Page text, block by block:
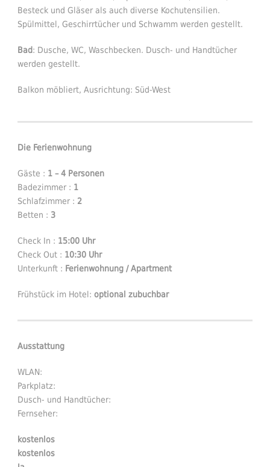
Besteck und Gläser als auch diverse Kochutensilien.
Spülmittel, Geschirrtücher und Schwamm werden gestellt.
Bad: Dusche, WC, Waschbecken. Dusch- und Handtücher
werden gestellt.
Balkon möbliert, Ausrichtung: Süd-West
Die Ferienwohnung
Gäste : 1 – 4 Personen
Badezimmer : 1
Schlafzimmer : 2
Betten : 3
Check In : 15:00 Uhr
Check Out : 10:30 Uhr
Unterkunft : Ferienwohnung / Apartment
Frühstück im Hotel: optional zubuchbar
Ausstattung
WLAN:
Parkplatz:
Dusch- und Handtücher:
Fernseher:
kostenlos
kostenlos